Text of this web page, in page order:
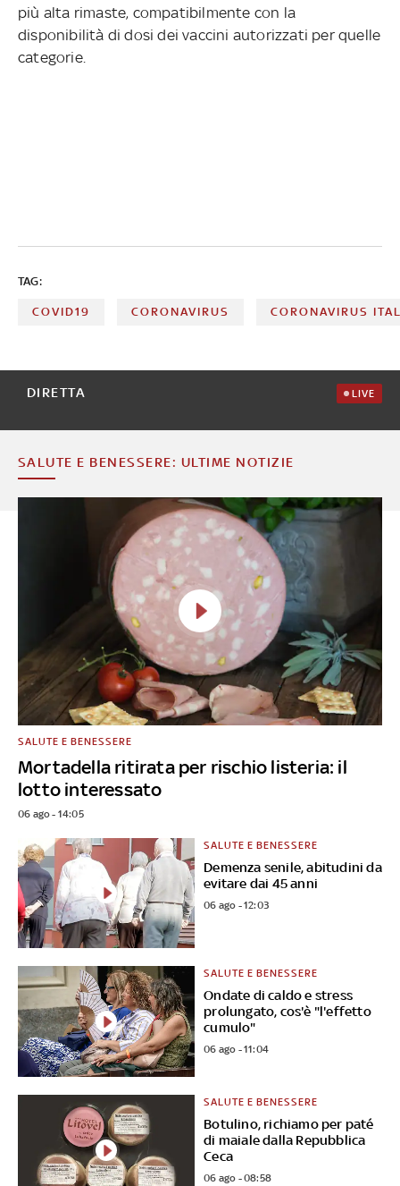
più alta rimaste, compatibilmente con la
disponibilità di dosi dei vaccini autorizzati per quelle
categorie.
TAG:
COVID19 CORONAVIRUS CORONAVIRUS
DIRETTA LIVE
SALUTE E BENESSERE: ULTIME NOTIZIE
Mortadella ritirata per rischio listeria: il
lotto interessato
SALUTE E BENESSERE
06 ago - 14:05
Demenza senile, abitudini da
evitare dai 45 anni
SALUTE E BENESSERE
06 ago - 12:03
Ondate di caldo e stress
prolungato, cos'è "l'effetto
cumulo"
SALUTE E BENESSERE
06 ago - 11:04
Botulino, richiamo per paté
di maiale dalla Repubblica
Ceca
SALUTE E BENESSERE
06 ago - 08:58